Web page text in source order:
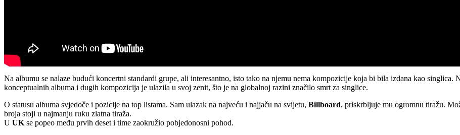
Na albumu se nalaze budući koncertni standardi grupe, ali interesantno, isto tako na njemu nema kompozicije koja bi bila izdana kao
konceptualnih albuma i dugih kompozicija je ulazila u svoj zenit, što je na globalnoj razini značilo smrt za singlice.
O statusu albuma svjedoče i pozicije na top listama. Sam ulazak na najveću i najjaču na svijetu, Billboard, priskrbljuje mu ogromnu tiražu.
broja stoji u najmanju ruku zlatna tiraža.
U UK se popeo među prvih deset i time zaokružio pobjedonosni pohod.